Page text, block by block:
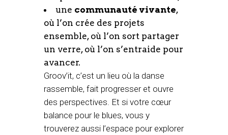
une communauté vivante,
où l’on crée des projets
ensemble, où l’on sort partager
un verre, où l’on s’entraide pour
avancer.
Groov’it, c’est un lieu où la danse
rassemble, fait progresser et ouvre
des perspectives. Et si votre cœur
balance pour le blues, vous y
trouverez aussi l’espace pour explorer